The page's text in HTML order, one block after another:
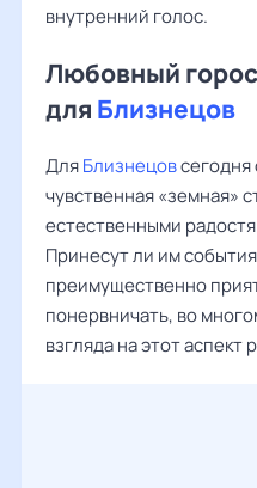
внутренний голос.
Любовный
для Близнецов
ДляБлизнецовсегодня
чувственная «земная»
естественными
Принесут ли им
преимущественно
понервничать, во
взгляда на этот